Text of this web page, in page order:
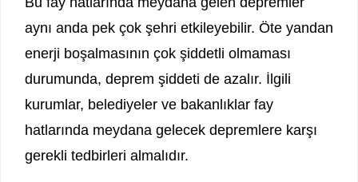
aynı anda pek çok şehri etkileyebilir. Öte yandan
enerji boşalmasının çok şiddetli olmaması
durumunda, deprem şiddeti de azalır. İlgili
kurumlar, belediyeler ve bakanlıklar fay
hatlarında meydana gelecek depremlere karşı
gerekli tedbirleri almalıdır.